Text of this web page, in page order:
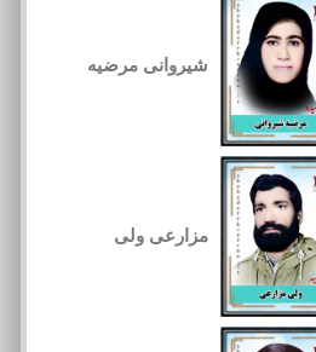
شیروانی مرضیه
مزارعی ولی